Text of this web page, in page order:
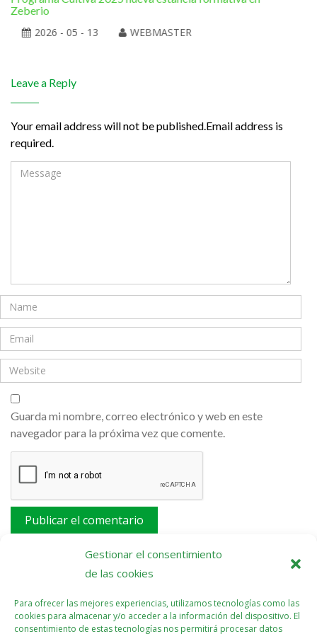
Gestionar el consentimiento
de las cookies
Para ofrecer las mejores experiencias, utilizamos tecnologías como las
cookies para almacenar y/o acceder a la información del dispositivo. El
consentimiento de estas tecnologías nos permitirá procesar datos
Zeberio
2026 - 05 - 13
WEBMASTER
Leave a Reply
Your email address will not be published.Email address is
required.
Guarda mi nombre, correo electrónico y web en este
navegador para la próxima vez que comente.
Este sitio usa Akismet para reducir el spam.Aprende
cómo se procesan los datos de tus comentarios.